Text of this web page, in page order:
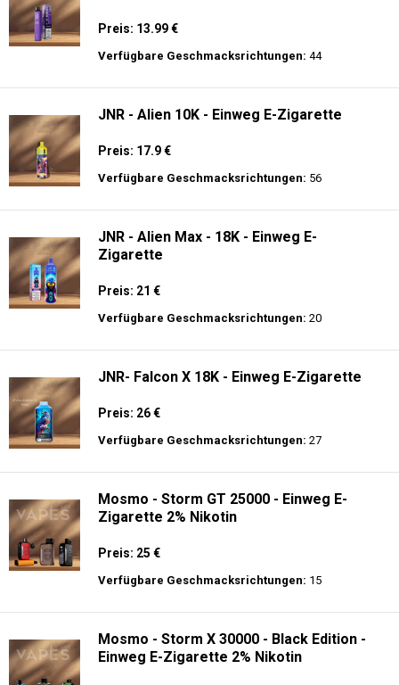
Preis: 13.99 €
Verfügbare Geschmacksrichtungen: 44
JNR - Alien 10K - Einweg E-Zigarette
Preis: 17.9 €
Verfügbare Geschmacksrichtungen: 56
JNR - Alien Max - 18K - Einweg E-
Zigarette
Preis: 21 €
Verfügbare Geschmacksrichtungen: 20
JNR- Falcon X 18K - Einweg E-Zigarette
Preis: 26 €
Verfügbare Geschmacksrichtungen: 27
Mosmo - Storm GT 25000 - Einweg E-
Zigarette 2% Nikotin
Preis: 25 €
Verfügbare Geschmacksrichtungen: 15
Mosmo - Storm X 30000 - Black Edition -
Einweg E-Zigarette 2% Nikotin